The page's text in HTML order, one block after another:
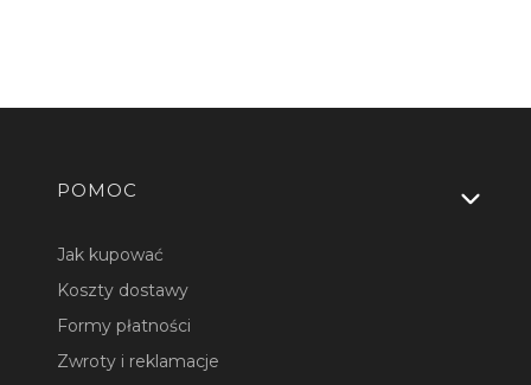
Linki w stopce
POMOC
Jak kupować
Koszty dostawy
Formy płatności
Zwroty i reklamacje